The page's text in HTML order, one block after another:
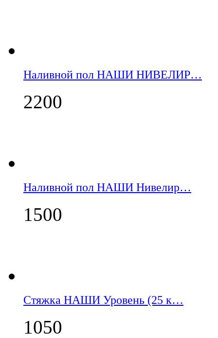
Наливной пол НАШИ НИВЕЛИР…
2200
Наливной пол НАШИ Нивелир…
1500
Стяжка НАШИ Уровень (25 к…
1050